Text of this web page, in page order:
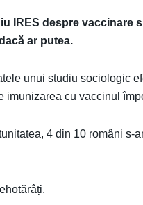
IRES despre vaccinare
ar putea.
unui studiu sociologic
cu vaccinul
4 din 10 români s-